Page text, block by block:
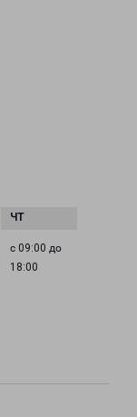
с 09:00 до
18:00